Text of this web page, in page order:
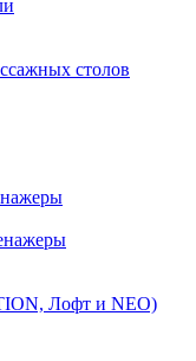
столов
Лофт и NEO)